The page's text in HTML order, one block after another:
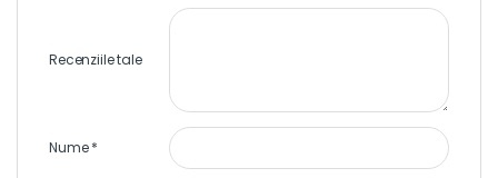
Recenziile tale
Nume*